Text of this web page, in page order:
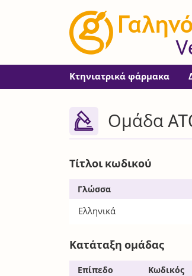
Κτηνιατρικά φάρμακα
Ομάδα
Τίτλοι κωδικού
Γλώσσα
Ελληνικά
Κατάταξη ομάδας
Επίπεδο Κωδικός